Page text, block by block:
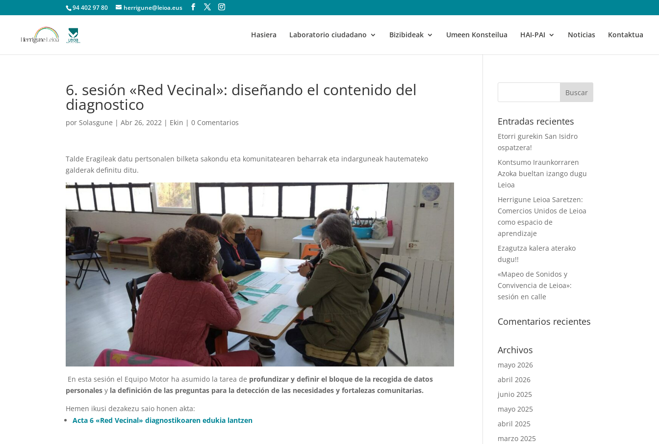
94 402 97 80 herrigune@leioa.eus
Hasiera Laboratorio ciudadano Bizibideak Umeen Konsteilua HAI-PAI Noticias Kontaktua
6. sesión «Red Vecinal»: diseñando el contenido del
diagnostico
porSolasgune |Abr 26, 2022 | Ekin |0 Comentarios
Talde Eragileak datu pertsonalen bilketa sakondu eta komunitatearen beharrak eta indarguneak hautemateko
galderak definitu ditu.
En esta sesión el Equipo Motor ha asumido la tarea de profundizar y definir el bloque de la recogida de datos
personales y la definición de las preguntas para la detección de las necesidades y fortalezas comunitarias.
Hemen ikusi dezakezu saio honen akta:
Acta 6 «Red Vecinal» diagnostikoaren edukia lantzen
Entradas recientes
Etorri gurekin San Isidro
ospatzera!
Kontsumo Iraunkorraren
Azoka bueltan izango dugu
Leioa
Herrigune Leioa Saretzen:
Comercios Unidos de Leioa
como espacio de
aprendizaje
Ezagutza kalera aterako
dugu!!
«Mapeo de Sonidos y
Convivencia de Leioa»:
sesión en calle
Comentarios recientes
Archivos
mayo 2026
abril 2026
junio 2025
mayo 2025
abril 2025
marzo 2025